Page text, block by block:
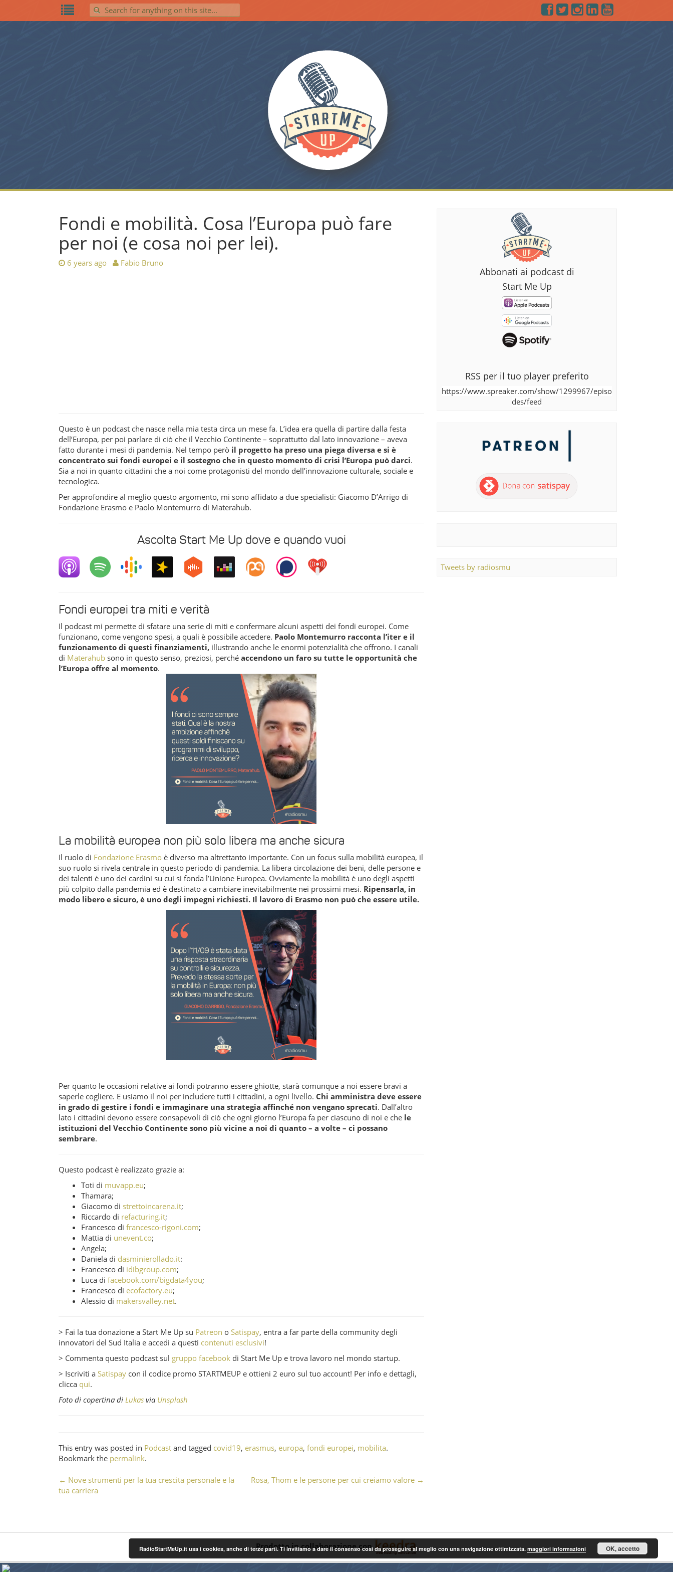
Search for:
Fondi e mobilità. Cosa l’Europa può fare
per noi (e cosa noi per lei).
6 years ago Fabio Bruno
Questo è un podcast che nasce nella mia testa circa un mese fa. L’idea era quella di partire dalla festa
dell’Europa, per poi parlare di ciò che il Vecchio Continente – soprattutto dal lato innovazione – aveva
fatto durante i mesi di pandemia. Nel tempo però il progetto ha preso una piega diversa e si è
concentrato sui fondi europei e il sostegno che in questo momento di crisi l’Europa può darci.
Sia a noi in quanto cittadini che a noi come protagonisti del mondo dell’innovazione culturale, sociale e
tecnologica.
Per approfondire al meglio questo argomento, mi sono affidato a due specialisti: Giacomo D’Arrigo di
Fondazione Erasmo e Paolo Montemurro di Materahub.
Ascolta Start Me Up dove e quando vuoi
Fondi europei tra miti e verità
Il podcast mi permette di sfatare una serie di miti e confermare alcuni aspetti dei fondi europei. Come
funzionano, come vengono spesi, a quali è possibile accedere. Paolo Montemurro racconta l’iter e il
funzionamento di questi finanziamenti, illustrando anche le enormi potenzialità che offrono. I canali
di Materahub sono in questo senso, preziosi, perché accendono un faro su tutte le opportunità che
l’Europa offre al momento.
La mobilità europea non più solo libera ma anche sicura
Il ruolo di Fondazione Erasmo è diverso ma altrettanto importante. Con un focus sulla mobilità europea, il
suo ruolo si rivela centrale in questo periodo di pandemia. La libera circolazione dei beni, delle persone e
dei talenti è uno dei cardini su cui si fonda l’Unione Europea. Ovviamente la mobilità è uno degli aspetti
più colpito dalla pandemia ed è destinato a cambiare inevitabilmente nei prossimi mesi. Ripensarla, in
modo libero e sicuro, è uno degli impegni richiesti. Il lavoro di Erasmo non può che essere utile.
Per quanto le occasioni relative ai fondi potranno essere ghiotte, starà comunque a noi essere bravi a
saperle cogliere. E usiamo il noi per includere tutti i cittadini, a ogni livello. Chi amministra deve essere
in grado di gestire i fondi e immaginare una strategia affinché non vengano sprecati. Dall’altro
lato i cittadini devono essere consapevoli di ciò che ogni giorno l’Europa fa per ciascuno di noi e che le
istituzioni del Vecchio Continente sono più vicine a noi di quanto – a volte – ci possano
sembrare.
Questo podcast è realizzato grazie a:
Toti di muvapp.eu;
Thamara;
Giacomo di strettoincarena.it;
Riccardo di refacturing.it;
Francesco di francesco-rigoni.com;
Mattia di unevent.co;
Angela;
Daniela di dasminierollado.it:
Francesco di idibgroup.com;
Luca di facebook.com/bigdata4you;
Francesco di ecofactory.eu;
Alessio di makersvalley.net.
> Fai la tua donazione a Start Me Up su Patreon o Satispay, entra a far parte della community degli
innovatori del Sud Italia e accedi a questi contenuti esclusivi!
> Commenta questo podcast sul gruppo facebook di Start Me Up e trova lavoro nel mondo startup.
> Iscriviti a Satispay con il codice promo STARTMEUP e ottieni 2 euro sul tuo account! Per info e dettagli,
clicca qui.
Foto di copertina di Lukas via Unsplash
This entry was posted in Podcast and tagged covid19, erasmus, europa, fondi europei, mobilita.
Bookmark the permalink.
Post navigation
← Nove strumenti per la tua crescita personale e la
tua carriera
Rosa, Thom e le persone per cui creiamo valore →
Abbonati ai podcast di
Start Me Up
RSS per il tuo player preferito
https://www.spreaker.com/show/1299967/episo
des/feed
Tweets by radiosmu
Prodotto in collaborazione con
RadioStartMeUp.it usa i cookies, anche di terze parti. Ti invitiamo a dare il consenso così da proseguire al meglio con una navigazione ottimizzata. maggiori informazioni OK, accetto